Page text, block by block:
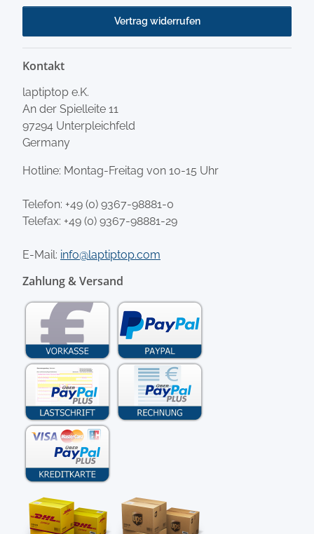
Vertrag widerrufen
Kontakt
laptiptop e.K.
An der Spielleite 11
97294 Unterpleichfeld
Germany
Hotline: Montag-Freitag von 10-15 Uhr
Telefon: +49 (0) 9367-98881-0
Telefax: +49 (0) 9367-98881-29
E-Mail: info@laptiptop.com
Zahlung & Versand